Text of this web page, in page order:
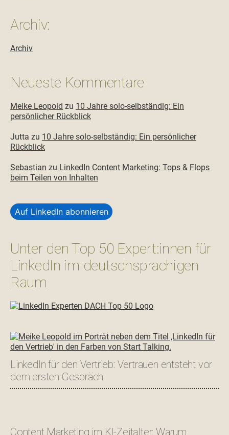
Archiv:
Archiv
Neueste Kommentare
Meike Leopold zu 10 Jahre solo-selbständig: Ein
persönlicher Rückblick
Jutta zu 10 Jahre solo-selbständig: Ein persönlicher
Rückblick
Sebastian zu LinkedIn Content Marketing: Tops & Flops
beim Teilen von Inhalten
Auf LinkedIn abonnieren
Unter den Top 50 Expert:innen für
LinkedIn im deutschsprachigen
Raum
LinkedIn für den Vertrieb: Vertrauen entsteht vor
dem ersten Gespräch
Content Marketing im KI-Zeitalter: Warum